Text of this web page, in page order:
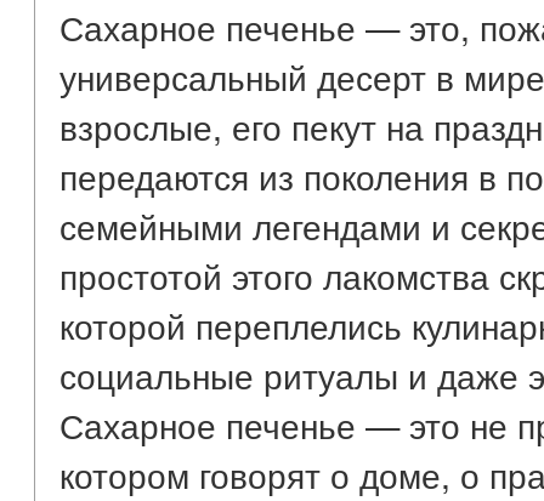
Сахарное печенье — это,
универсальный десерт в
взрослые, его пекут на
передаются из поколения в
семейными легендами и
простотой этого лакомства
которой переплелись
социальные ритуалы и даже
Сахарное печенье — это не
котором говорят о доме, о